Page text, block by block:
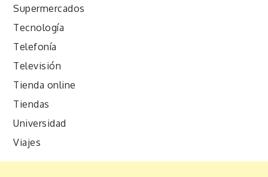
Supermercados
Tecnología
Telefonía
Televisión
Tienda online
Tiendas
Universidad
Viajes